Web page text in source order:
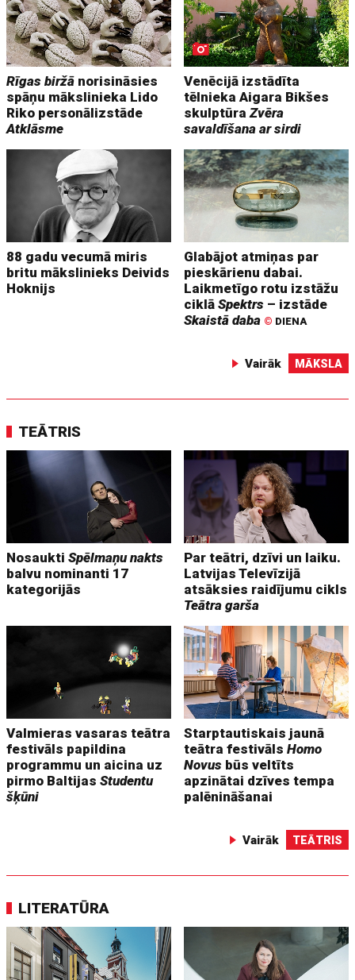
Rīgas biržā norisināsies
spāņu mākslinieka Lido
Riko personālizstāde
Atklāsme
Venēcijā izstādīta
tēlnieka Aigara Bikšes
skulptūraZvēra
savaldīšana ar sirdi
88 gadu vecumā miris
britu mākslinieks Deivids
Hoknijs
Glabājot atmiņas par
pieskārienu dabai.
Laikmetīgo rotu izstāžu
ciklāSpektrs – izstāde
Skaistā daba © DIENA
Vairāk MĀKSLA
TEĀTRIS
NosauktiSpēlmaņu nakts
balvu nominanti 17
kategorijās
Par teātri, dzīvi un laiku.
Latvijas Televīzijā
atsāksies raidījumu cikls
Teātra garša
Valmieras vasaras teātra
festivāls papildina
programmu un aicina uz
pirmo BaltijasStudentu
šķūni
Starptautiskais jaunā
teātra festivālsHomo
Novus būs veltīts
apzinātai dzīves tempa
palēnināšanai
Vairāk TEĀTRIS
LITERATŪRA